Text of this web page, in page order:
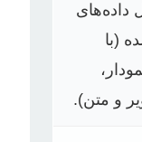
داده‌های
(با
و متن).